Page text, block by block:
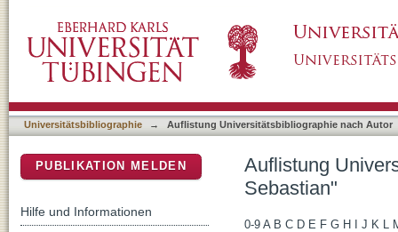
Universitätsbibliographie → Auflistung Universitätsbibliographie nach Autor
Auflistung
Sebastian"
0-9 A B C D E F G H J K L
PUBLIKATION MELDEN
Hilfe und Informationen